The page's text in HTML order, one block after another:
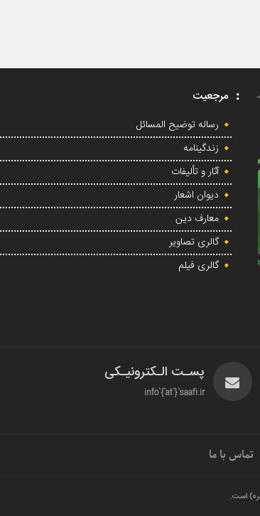
مرجعیت
رساله توضیح المسائل
زندگینامه
آثار و تألیفات
دیوان اشعار
معارف دین
گالری تصاویر
گالری فیلم
پسـت الـکترونیـکی
info`{`at`}`saafi.ir
تماس با ما
است.